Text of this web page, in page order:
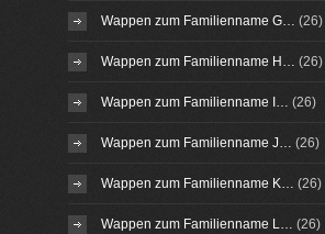
Wappen zum Familienname G… (26)
Wappen zum Familienname H… (26)
Wappen zum Familienname I… (26)
Wappen zum Familienname J… (26)
Wappen zum Familienname K… (26)
Wappen zum Familienname L… (26)